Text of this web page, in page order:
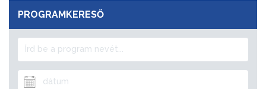
PROGRAMKERESŐ